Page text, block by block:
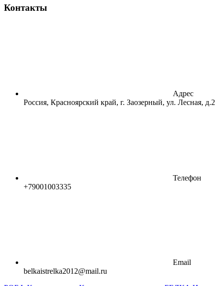
Контакты
Адрес
Россия, Красноярский край, г. Заозерный, ул. Лесная, д.2
Телефон
+79001003335
Email
belkaistrelka2012@mail.ru